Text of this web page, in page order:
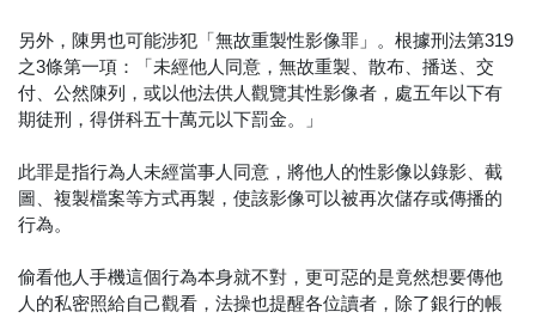
另外，陳男也可能涉犯「無故重製性影像罪」。根據刑法第319
之3條第一項：「未經他人同意，無故重製、散布、播送、交
付、公然陳列，或以他法供人觀覽其性影像者，處五年以下有
期徒刑，得併科五十萬元以下罰金。」
此罪是指行為人未經當事人同意，將他人的性影像以錄影、截
圖、複製檔案等方式再製，使該影像可以被再次儲存或傳播的
行為。
偷看他人手機這個行為本身就不對，更可惡的是竟然想要傳他
人的私密照給自己觀看，法操也提醒各位讀者，除了銀行的帳